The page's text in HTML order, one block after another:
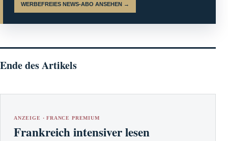
WERBEFREIES NEWS-ABO ANSEHEN →
Ende des Artikels
ANZEIGE · FRANCE PREMIUM
Frankreich intensiver lesen